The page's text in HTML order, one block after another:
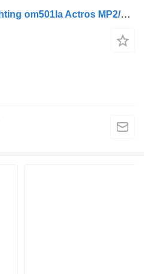
Mercedes-Benz Carterdichting om501la Actros MP2/MP3 A5410140722 oljetrågspackning till lastbil